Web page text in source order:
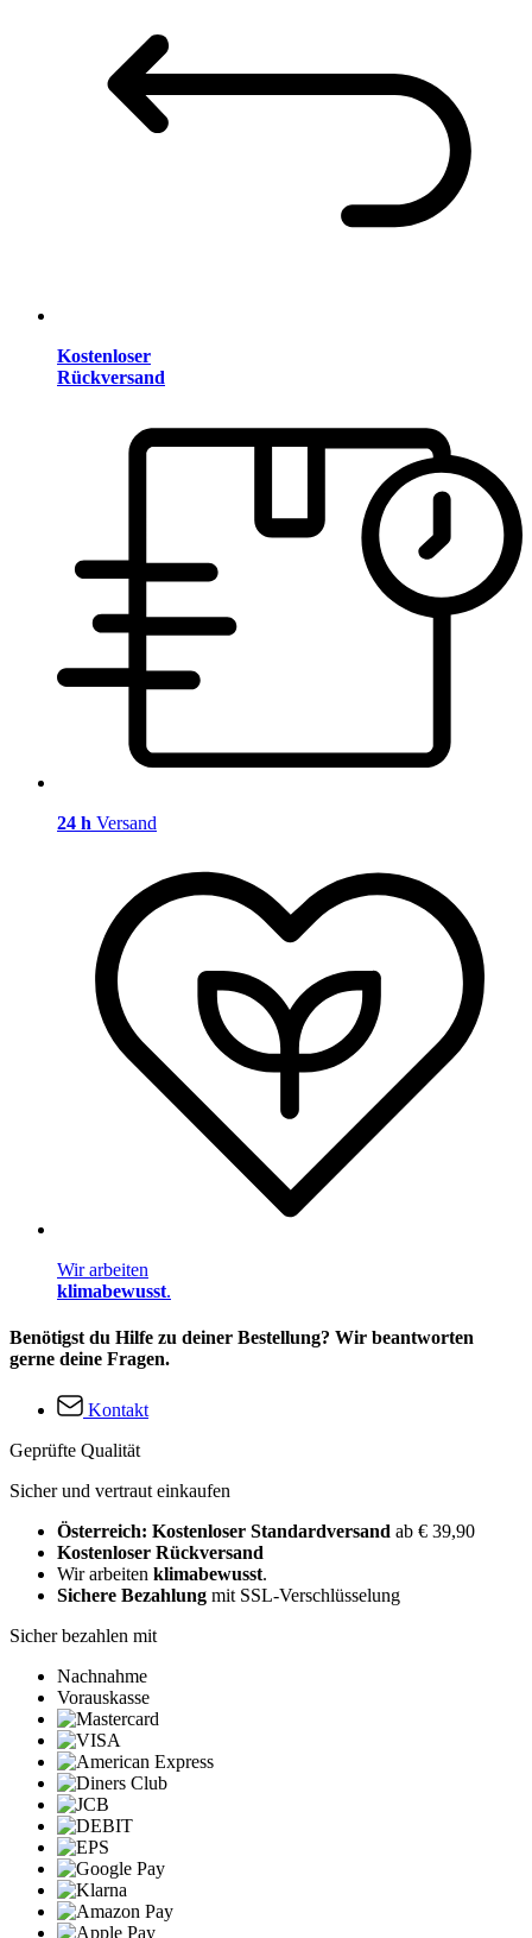
Kostenloser
Rückversand
24 h Versand
Wir arbeiten
klimabewusst.
Benötigst du Hilfe zu deiner Bestellung? Wir beantworten
gerne deine Fragen.
Kontakt
Geprüfte Qualität
Sicher und vertraut einkaufen
Österreich: Kostenloser Standardversand ab € 39,90
Kostenloser Rückversand
Wir arbeiten klimabewusst.
Sichere Bezahlung mit SSL-Verschlüsselung
Sicher bezahlen mit
Nachnahme
Vorauskasse